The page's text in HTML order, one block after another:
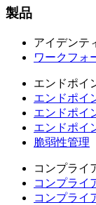
製品
アイデンテ
ワークフォ
エンドポイ
エンドポイ
エンドポイ
エンドポイ
脆弱性管理
コンプライ
コンプライ
コンプライ